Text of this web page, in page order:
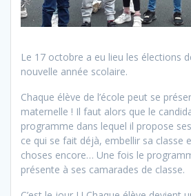
Le 17 octobre a eu lieu les élections
nouvelle année scolaire.
Chaque élève de l’école peut se
maternelle ! Il faut alors que le
programme dans lequel il propose
ce qui se fait déjà, embellir sa classe
choses encore… Une fois le
présente à ses camarades de classe.